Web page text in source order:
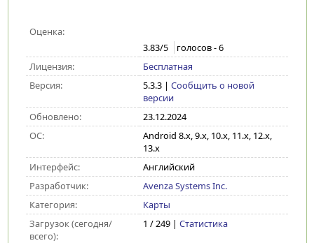
Оценка:
3.83/5 голосов -6
Лицензия:
Бесплатная
Версия:
5.3.3| Сообщить о новой
версии
Обновлено:
23.12.2024
ОС:
Android 8.x, 9.x, 10.x, 11.x, 12.x,
13.x
Интерфейс:
Английский
Разработчик:
Avenza Systems Inc.
Категория:
Карты
Загрузок (сегодня/
всего):
1 / 249 | Статистика